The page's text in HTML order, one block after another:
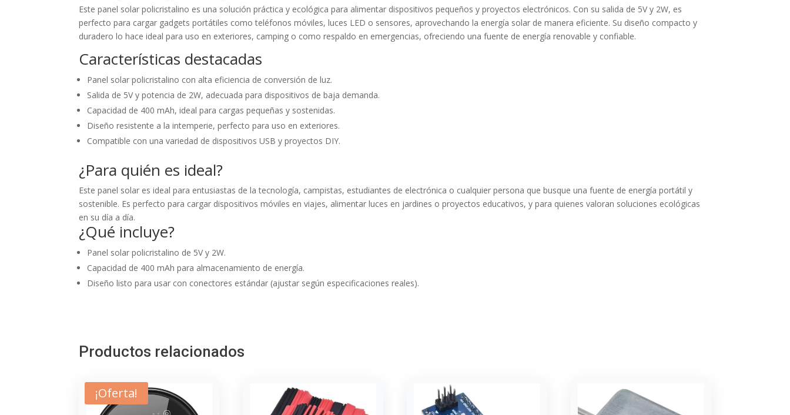
Este panel solar policristalino es una solución práctica y ecológica para alimentar dispositivos pequeños y proyectos electrónicos. Con su salida de 5V y 2W, es
perfecto para cargar gadgets portátiles como teléfonos móviles, luces LED o sensores, aprovechando la energía solar de manera eficiente. Su diseño compacto y
duradero lo hace ideal para uso en exteriores, camping o como respaldo en emergencias, ofreciendo una fuente de energía renovable y confiable.
Características destacadas
Panel solar policristalino con alta eficiencia de conversión de luz.
Salida de 5V y potencia de 2W, adecuada para dispositivos de baja demanda.
Capacidad de 400 mAh, ideal para cargas pequeñas y sostenidas.
Diseño resistente a la intemperie, perfecto para uso en exteriores.
Compatible con una variedad de dispositivos USB y proyectos DIY.
¿Para quién es ideal?
Este panel solar es ideal para entusiastas de la tecnología, campistas, estudiantes de electrónica o cualquier persona que busque una fuente de energía portátil y
sostenible. Es perfecto para cargar dispositivos móviles en viajes, alimentar luces en jardines o proyectos educativos, y para quienes valoran soluciones ecológicas
en su día a día.
¿Qué incluye?
Panel solar policristalino de 5V y 2W.
Capacidad de 400 mAh para almacenamiento de energía.
Diseño listo para usar con conectores estándar (ajustar según especificaciones reales).
Productos relacionados
¡Oferta!